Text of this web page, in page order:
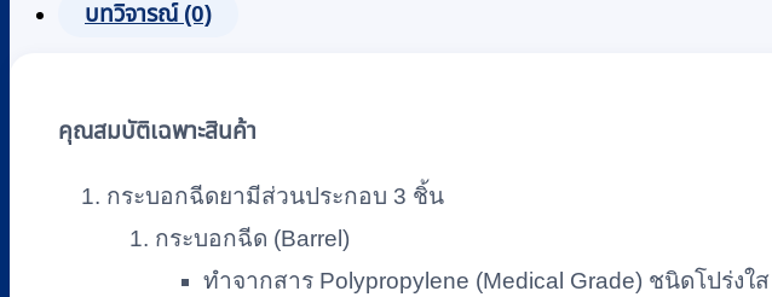
ไม่มี
10
CC.
ชิ้น/
กล่อง)
บทวิจารณ์ (0)
คุณสมบัติเฉพาะสินค้า
กระบอกฉีดยามีส่วนประกอบ 3 ชิ้น
กระบอกฉีด (Barrel)
ทำจากสาร Polypropylene (Medical Grade) ชนิดโปร่ง